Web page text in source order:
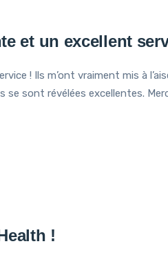
et un excellent
! Ils m’ont vraiment mis à
se sont révélées excellentes.
!